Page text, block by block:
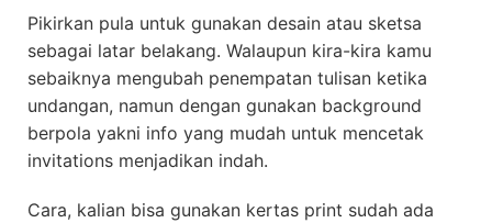
Pikirkan pula untuk gunakan desain atau sketsa
sebagai latar belakang. Walaupun kira-kira kamu
sebaiknya mengubah penempatan tulisan ketika
undangan, namun dengan gunakan background
berpola yakni info yang mudah untuk mencetak
invitations menjadikan indah.
Cara, kalian bisa gunakan kertas print sudah ada